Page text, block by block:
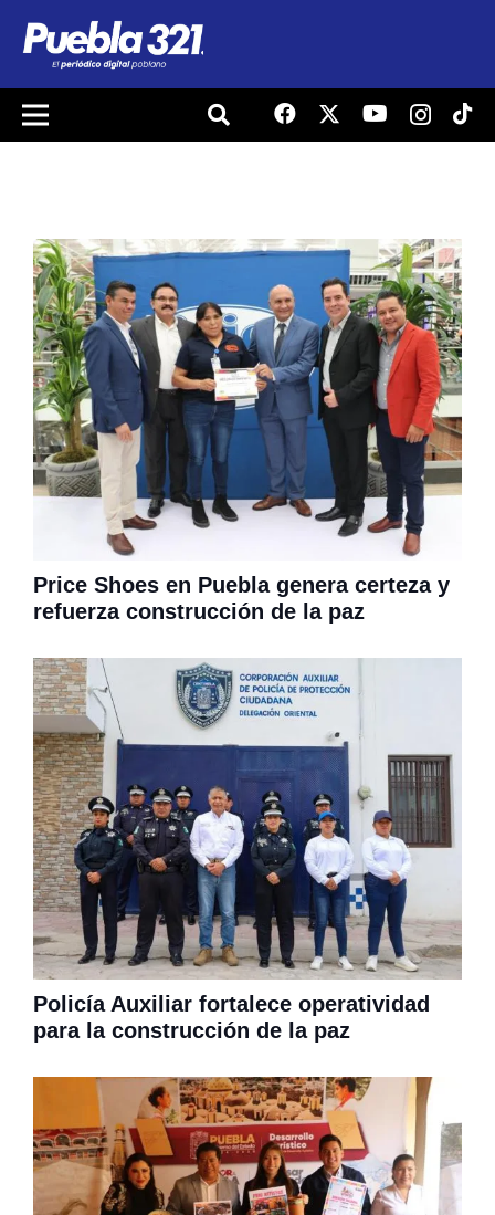
Price Shoes en Puebla genera certeza y
refuerza construcción de la paz
Policía Auxiliar fortalece operatividad
para la construcción de la paz